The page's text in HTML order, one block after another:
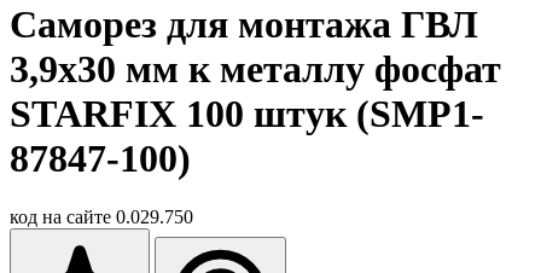
Саморез для монтажа ГВЛ
3,9х30 мм к металлу фосфат
STARFIX 100 штук (SMP1-
87847-100)
код на сайте 0.029.750